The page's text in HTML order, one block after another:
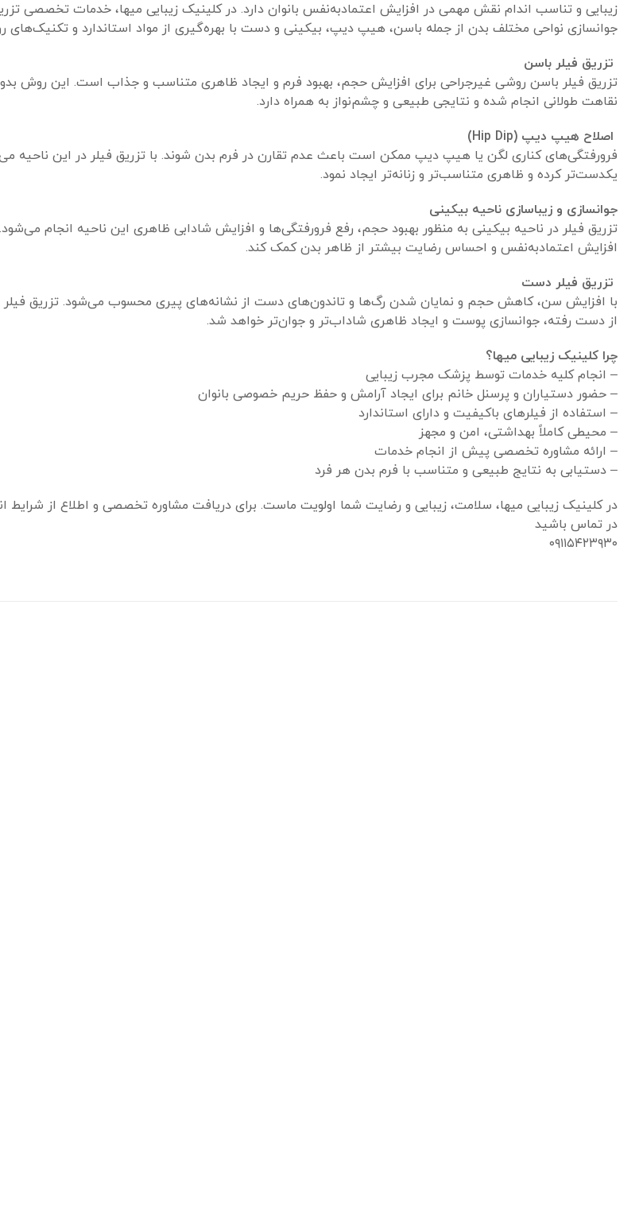
زیبایی و تناسب اندام نقش مهمی در افزایش اعتمادبه‌نفس بانوان دارد. در کلینیک زیبایی میها، خدمات تخصصی
جوانسازی نواحی مختلف بدن از جمله باسن، هیپ دیپ، بیکینی و دست با بهره‌گیری از مواد استاندارد و تکنیک‌های
تزریق فیلر باسن
تزریق فیلر باسن روشی غیرجراحی برای افزایش حجم، بهبود فرم و ایجاد ظاهری متناسب و جذاب است. این روش
نقاهت طولانی انجام شده و نتایجی طبیعی و چشم‌نواز به همراه دارد.
اصلاح هیپ دیپ (Hip Dip)
فرورفتگی‌های کناری لگن یا هیپ دیپ ممکن است باعث عدم تقارن در فرم بدن شوند. با تزریق فیلر در این ناحیه
یکدست‌تر کرده و ظاهری متناسب‌تر و زنانه‌تر ایجاد نمود.
جوانسازی و زیباسازی ناحیه بیکینی
تزریق فیلر در ناحیه بیکینی به منظور بهبود حجم، رفع فرورفتگی‌ها و افزایش شادابی ظاهری این ناحیه انجام
افزایش اعتمادبه‌نفس و احساس رضایت بیشتر از ظاهر بدن کمک کند.
تزریق فیلر دست
با افزایش سن، کاهش حجم و نمایان شدن رگ‌ها و تاندون‌های دست از نشانه‌های پیری محسوب می‌شود. تزریق
از دست رفته، جوانسازی پوست و ایجاد ظاهری شاداب‌تر و جوان‌تر خواهد شد.
چرا کلینیک زیبایی میها؟
– انجام کلیه خدمات توسط پزشک مجرب زیبایی
– حضور دستیاران و پرسنل خانم برای ایجاد آرامش و حفظ حریم خصوصی بانوان
– استفاده از فیلرهای باکیفیت و دارای استاندارد
– محیطی کاملاً بهداشتی، امن و مجهز
– ارائه مشاوره تخصصی پیش از انجام خدمات
– دستیابی به نتایج طبیعی و متناسب با فرم بدن هر فرد
در کلینیک زیبایی میها، سلامت، زیبایی و رضایت شما اولویت ماست. برای دریافت مشاوره تخصصی و اطلاع از شرایط
در تماس باشید
۰۹۱۱۵۴۲۳۹۳۰